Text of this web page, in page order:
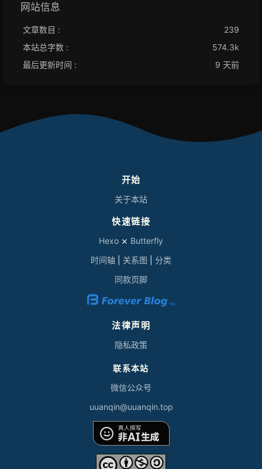
网站信息
文章数目 :
239
本站总字数 :
574.3k
最后更新时间 :
9 天前
开始
关于本站
快速链接
Hexo ⨯ Butterfly
时间轴
关系图
分类
同款页脚
法律声明
隐私政策
联系本站
微信公众号
uuanqin@uuanqin.top